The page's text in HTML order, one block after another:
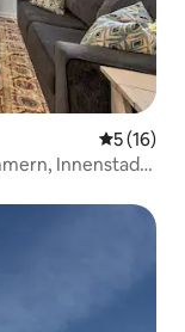
5 (16)
Innenstadt